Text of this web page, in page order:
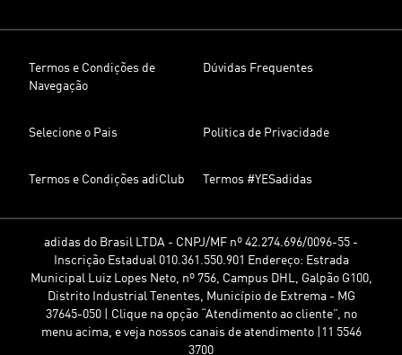
Termos e Condições de
Navegação
Dúvidas Frequentes
Selecione o Pais Politica de Privacidade
Termos e Condições adiClub Termos #YESadidas
adidas do Brasil LTDA - CNPJ/MF nº 42.274.696/0096-55 -
Inscrição Estadual 010.361.550.901 Endereço: Estrada
Municipal Luiz Lopes Neto, nº 756, Campus DHL, Galpão G100,
Distrito Industrial Tenentes, Município de Extrema - MG
37645-050 | Clique na opção “Atendimento ao cliente”, no
menu acima, e veja nossos canais de atendimento |11 5546
3700